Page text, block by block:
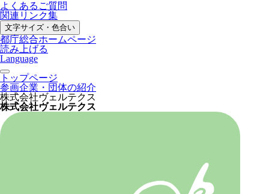
よくあるご質問
関連リンク集
文字サイズ・色合い
都庁総合ホームページ
読み上げる
Language
トップページ
参画企業・団体の紹介
株式会社ヴェルテクス
株式会社ヴェルテクス